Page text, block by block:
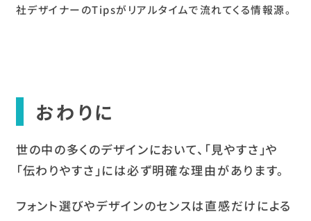
社デザイナーのTipsがリアルタイムで流れてくる情報源。
おわりに
世の中の多くのデザインにおいて、「見やすさ」や
「伝わりやすさ」には必ず明確な理由があります。
フォント選びやデザインのセンスは直感だけによる